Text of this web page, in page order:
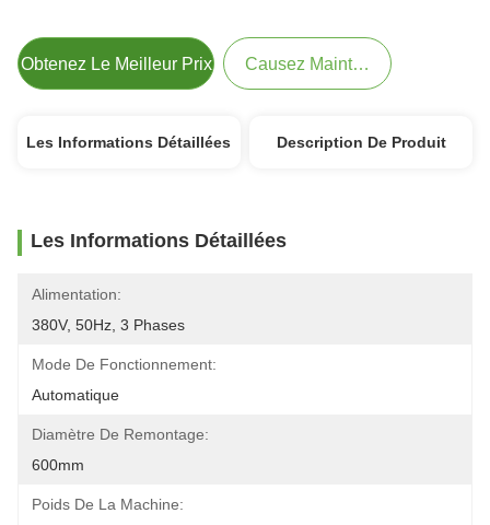
Obtenez Le Meilleur Prix Causez Maintenant
Les Informations Détaillées Description De Produit
Les Informations Détaillées
Alimentation:
380V, 50Hz, 3 Phases
Mode De Fonctionnement:
Automatique
Diamètre De Remontage:
600mm
Poids De La Machine: